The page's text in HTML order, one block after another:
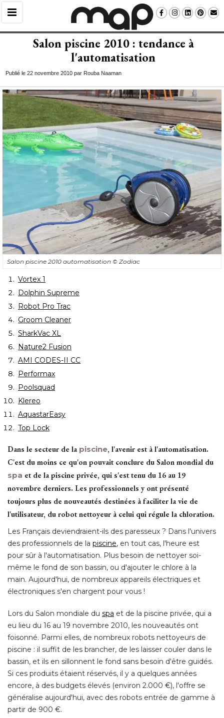
Salon piscine 2010 : tendance à
l'automatisation
Publié le 22 novembre 2010 par Rouba Naaman
Salon piscine 2010 automatisation © Zodiac
Vortex 1
Dolphin Supreme
Robot Pro Trac
Groom Cleaner
SharkVac XL
Nature2 Fusion
AMI CODES-II CC
Performax
Poolsquad
Klereo
AquastarEasy
Top Lock
Dans le secteur de la piscine, l'avenir est à l'automatisation.
C'est du moins ce qu'on pouvait conclure du Salon mondial du
spa et de la piscine privée, qui s'est tenu du 16 au 19
novembre derniers. Les professionnels y ont présenté
toujours plus de nouveautés destinées à faciliter la vie de
l'utilisateur, du robot nettoyeur à celui qui régule la chloration.
Les Français deviendraient-ils des paresseux ? Dans l'univers
des professionnels de la piscine, en tout cas, l'heure est
pour sûr à l'automatisation. Plus besoin de nettoyer soi-
même le fond de son bassin, ou d'ajouter le chlore à la
main. Aujourd'hui, de nombreux appareils électriques et
électroniques s'en chargent pour vous !
Lors du Salon mondiale du spa et de la piscine privée, qui a
eu lieu du 16 au 19 novembre 2010, les nouveautés ont
foisonné. Parmi elles, de nombreux robots nettoyeurs de
piscine : il suffit de les brancher, de les laisser couler dans le
bassin, et ils en sillonnent le fond sans besoin d'être guidés.
Si ces produits étaient réservés, il y a quelques années
encore, à des budgets élevés (environ 2.000 €), l'offre se
généralise aujourd'hui, avec des robots entrée de gamme à
partir de 900 €.